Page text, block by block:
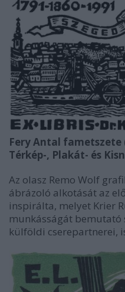
Fery Antal fametszete
Térkép-, Plakát- és
Az olasz Remo Wolf
ábrázoló alkotását az
inspirálta, melyet Krier
munkásságát bemutató
külföldi cserepartnerei,